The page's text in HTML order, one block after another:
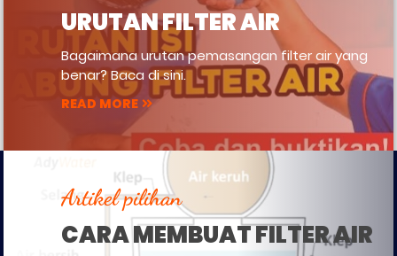
URUTAN FILTER AIR
Bagaimana urutan pemasangan filter air yang
benar? Baca di sini.
READ MORE
Artikel pilihan
CARA MEMBUAT FILTER AIR